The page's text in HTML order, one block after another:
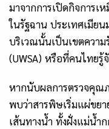
มาจากการเปิดกิจการเ
ในรัฐฉาน ประเทศเมีย
บริเวณนั้นเป็นเขตควา
(UWSA) หรือที่คนไทยรู้
หากนับผลการตรวจคุณ
พบว่าสารพิษเริ่มแผ่ขย
เส้นทางน้ำ ทั้งฝั่งแม่น้ำ